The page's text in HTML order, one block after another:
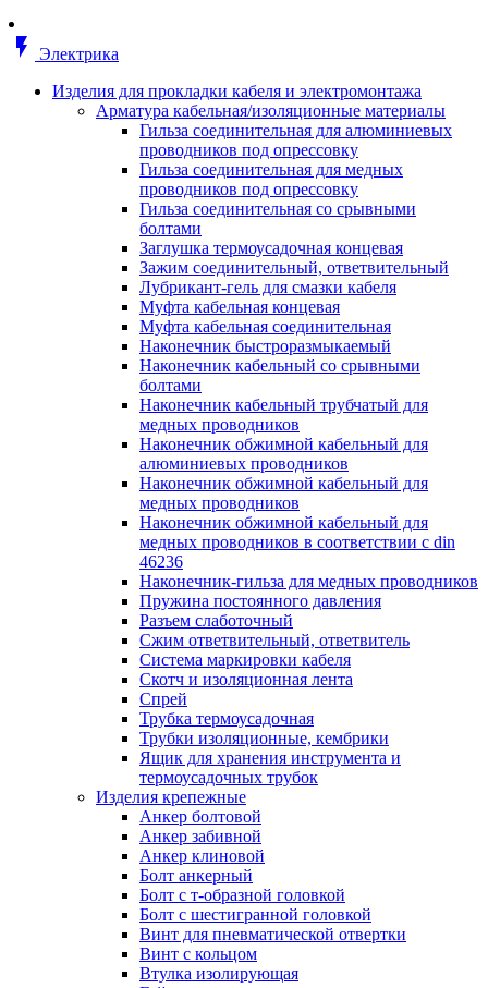
монтажные
Деталь крепежная для несущих и и
профильных реек
Зажим для крышки системы
поддержки кабелей
Кронштейн для кабельного лотка
Крышка для кабельных лотков
лотков
Лоток кабельный лестничный
Лоток кабельный листовой
Лоток кабельный проволочный
Настенный и потолочный
для кабельного лотка
Несущий профиль
лотков
Ответвление т-образное для
лотков
Пластина монтажная для
лотка
Потолочный кронштейн для
прокладки кабеля
Потолочный профиль для
Разделитель для лотка
Рейки профильные
несущие
Секция угловая для кабельных
Соединитель для кабельных
Каналы настенного и потолочного
Зажим кабельный для кабель-
Кабель-канал
Кабель-канал напольный
Кабель-канал настенный
Коробка монтажная для
кабель-канала
Коробка распределительная для
кабель-каналов
Крышка для настенного кабель-
Панель лицевая для настенного
канала
Перегородка разделительная для
настенного кабель-канала
Переходник для кабель-канала
flash_on
Электрика
Изделия для прокладки кабеля и электромонтажа
Арматура кабельная/изоляционные материалы
Гильза соединительная для алюминиевых
проводников под опрессовку
Гильза соединительная для медных
проводников под опрессовку
Гильза соединительная со срывными
болтами
Заглушка термоусадочная концевая
Зажим соединительный, ответвительный
Лубрикант-гель для смазки кабеля
Муфта кабельная концевая
Муфта кабельная соединительная
Наконечник быстроразмыкаемый
Наконечник кабельный со срывными
болтами
Наконечник кабельный трубчатый для
медных проводников
Наконечник обжимной кабельный для
алюминиевых проводников
Наконечник обжимной кабельный для
медных проводников
Наконечник обжимной кабельный для
медных проводников в соответствии с din
46236
Наконечник-гильза для медных проводников
Пружина постоянного давления
Разъем слаботочный
Сжим ответвительный, ответвитель
Система маркировки кабеля
Скотч и изоляционная лента
Спрей
Трубка термоусадочная
Трубки изоляционные, кембрики
Ящик для хранения инструмента и
термоусадочных трубок
Изделия крепежные
Анкер болтовой
Анкер забивной
Анкер клиновой
Болт анкерный
Болт с т-образной головкой
Болт с шестигранной головкой
Винт для пневматической отвертки
Винт с кольцом
Втулка изолирующая